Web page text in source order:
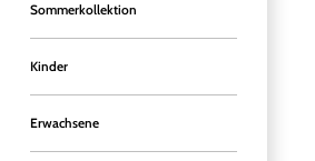
Sommerkollektion
Kinder
Erwachsene